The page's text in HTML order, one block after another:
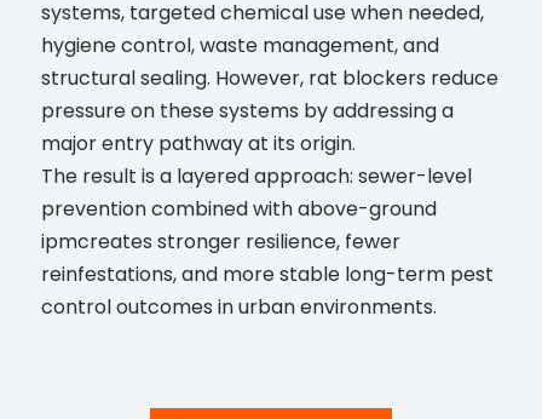
systems, targeted chemical use when needed,
hygiene control, waste management, and
structural sealing. However, rat blockers reduce
pressure on these systems by addressing a
major entry pathway at its origin.
The result is a layered approach: sewer-level
prevention combined with above-ground
ipmcreates stronger resilience, fewer
reinfestations, and more stable long-term pest
control outcomes in urban environments.